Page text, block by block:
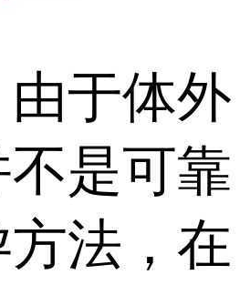
于体外
是可靠
法，在